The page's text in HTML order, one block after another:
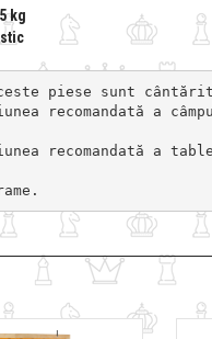
kg
piese sunt
recomandată a
recomandată a